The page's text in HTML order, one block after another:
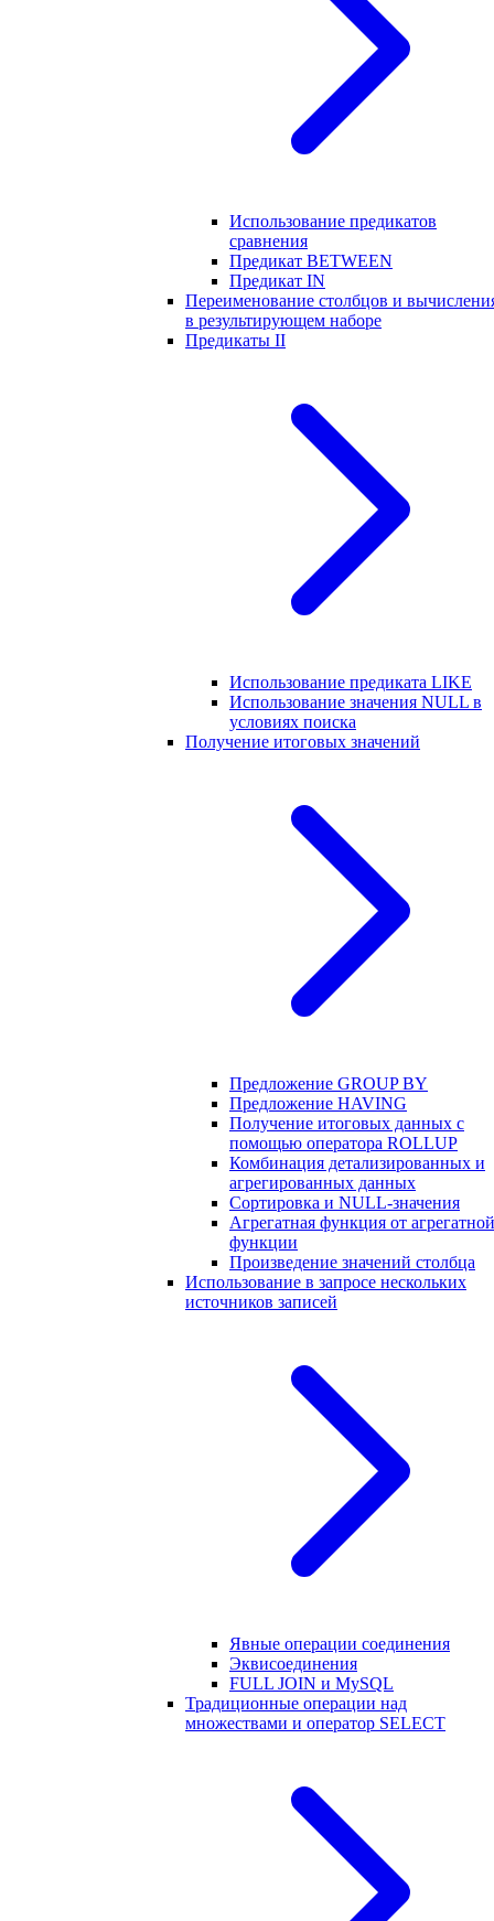
Использование предикатов
сравнения
Предикат BETWEEN
Предикат IN
Переименование столбцов и
в результирующем наборе
Предикаты II
Использование предиката LIKE
Использование значения NULL в
условиях поиска
Получение итоговых значений
Предложение GROUP BY
Предложение HAVING
Получение итоговых данных с
помощью оператора ROLLUP
Комбинация детализированных и
агрегированных данных
Сортировка и NULL-значения
Агрегатная функция от агрегатной
функции
Произведение значений столбца
Использование в запросе нескольких
источников записей
Явные операции соединения
Эквисоединения
FULL JOIN и MySQL
Традиционные операции над
множествами и оператор SELECT